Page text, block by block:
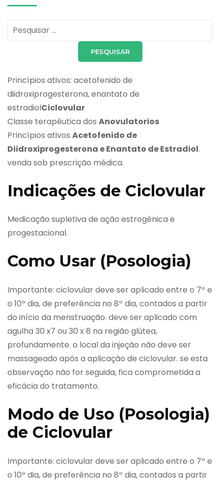
Pesquisar
por:
Princípios ativos: acetofenido de
diidroxiprogesterona, enantato de
estradiolCiclovular
Classe terapêutica dos Anovulatorios
Princípios ativos Acetofenido de
Diidroxiprogesterona e Enantato de Estradiol.
venda sob prescrição médica.
Indicações de Ciclovular
Medicação supletiva de ação estrogênica e
progestacional.
Como Usar (Posologia)
Importante: ciclovular deve ser aplicado entre o 7º e
o 10º dia, de preferência no 8º dia, contados a partir
do início da menstruação. deve ser aplicado com
agulha 30 x7 ou 30 x 8 na região glútea,
profundamente. o local da injeção não deve ser
massageado após a aplicação de ciclovular. se esta
observação não for seguida, fica comprometida a
eficácia do tratamento.
Modo de Uso (Posologia)
de Ciclovular
Importante: ciclovular deve ser aplicado entre o 7º e
o 10º dia, de preferência no 8º dia, contados a partir